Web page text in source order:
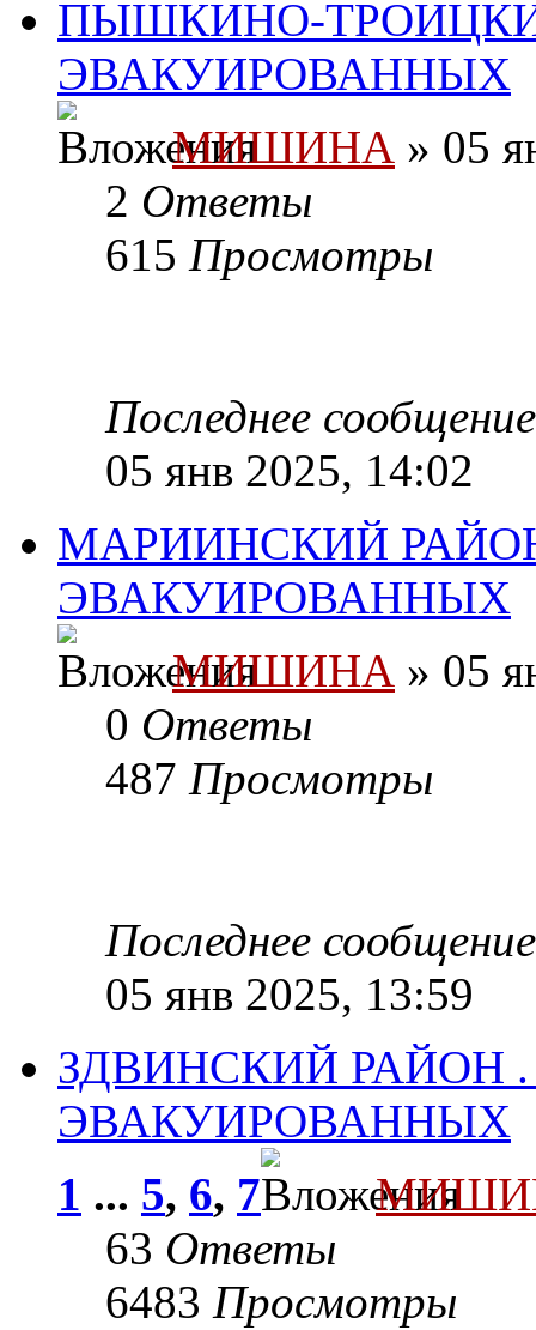
ПЫШКИНО-
ЭВАКУИРОВАННЫХ
МИШИНА » 05
2 Ответы
615 Просмотры
Последнее
05 янв 2025, 14:02
МАРИИНСКИЙ
ЭВАКУИРОВАННЫХ
МИШИНА » 05
0 Ответы
487 Просмотры
Последнее
05 янв 2025, 13:59
ЗДВИНСКИЙ РАЙОН
ЭВАКУИРОВАННЫХ
1 ... 5, 6, 7
63 Ответы
6483 Просмотры